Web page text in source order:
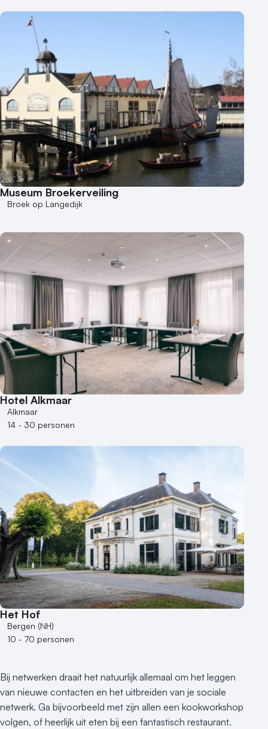
Museum Broekerveiling
Broek op Langedijk
Hotel Alkmaar
Alkmaar
14 - 30 personen
Het Hof
Bergen (NH)
10 - 70 personen
Bij netwerken draait het natuurlijk allemaal om het leggen
van nieuwe contacten en het uitbreiden van je sociale
netwerk. Ga bijvoorbeeld met zijn allen een kookworkshop
volgen, of heerlijk uit eten bij een fantastisch restaurant.